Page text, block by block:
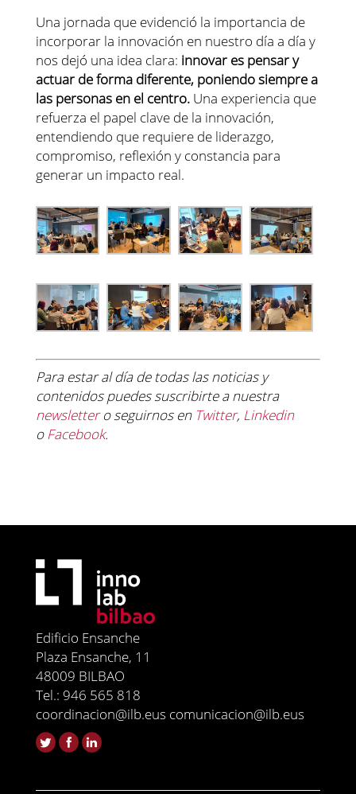
Una jornada que evidenció la importancia de
incorporar la innovación en nuestro día a día y
nos dejó una idea clara: innovar es pensar y
actuar de forma diferente, poniendo siempre a
las personas en el centro. Una experiencia que
refuerza el papel clave de la innovación,
entendiendo que requiere de liderazgo,
compromiso, reflexión y constancia para
generar un impacto real.
Para estar al día de todas las noticias y
contenidospuedes suscribirte a nuestra
newslettero seguirnos en Twitter, Linkedin
oFacebook.
Edificio Ensanche
Plaza Ensanche, 11
48009 BILBAO
Tel.: 946 565 818
coordinacion@ilb.eus comunicacion@ilb.eus